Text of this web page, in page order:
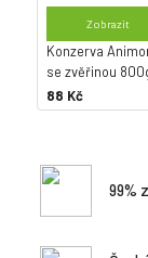
Zobrazit
Konzerva
se zvěřinou
88 Kč
99%